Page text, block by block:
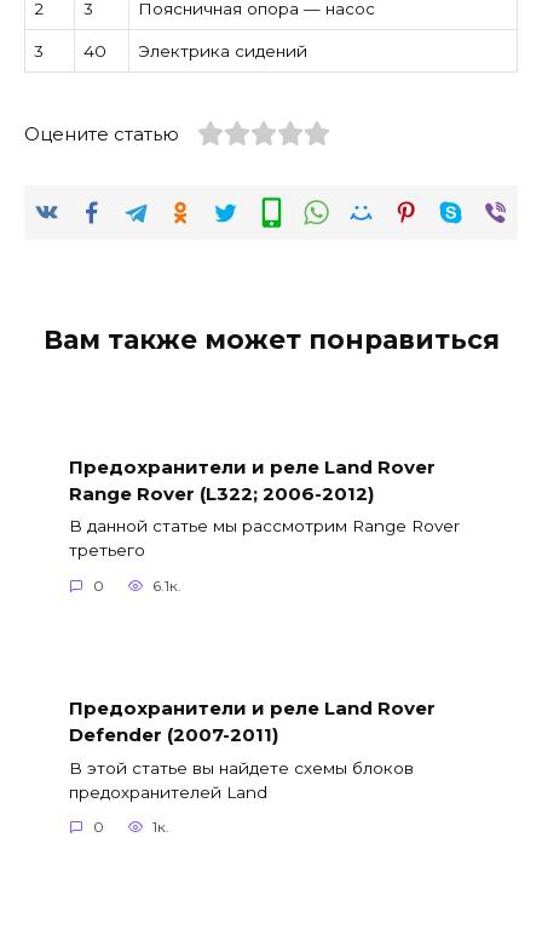
2 3 Поясничная опора — насос
3 40 Электрика сидений
Оцените статью
Вам также может понравиться
Предохранители и реле Land Rover
Range Rover (L322; 2006-2012)
В данной статье мы рассмотрим Range Rover
третьего
0 6.1к.
Предохранители и реле Land Rover
Defender (2007-2011)
В этой статье вы найдете схемы блоков
предохранителей Land
0 1к.